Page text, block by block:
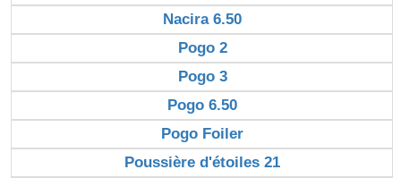
Nacira 6.50
Pogo 2
Pogo 3
Pogo 6.50
Pogo Foiler
Poussière d'étoiles 21